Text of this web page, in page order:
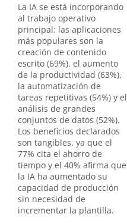
La IA se está incorporando
al trabajo operativo
principal: las aplicaciones
más populares son la
creación de contenido
escrito (69%), el aumento
de la productividad (63%),
la automatización de
tareas repetitivas (54%) y el
análisis de grandes
conjuntos de datos (52%).
Los beneficios declarados
son tangibles, ya que el
77% cita el ahorro de
tiempo y el 40% afirma que
la IA ha aumentado su
capacidad de producción
sin necesidad de
incrementar la plantilla.